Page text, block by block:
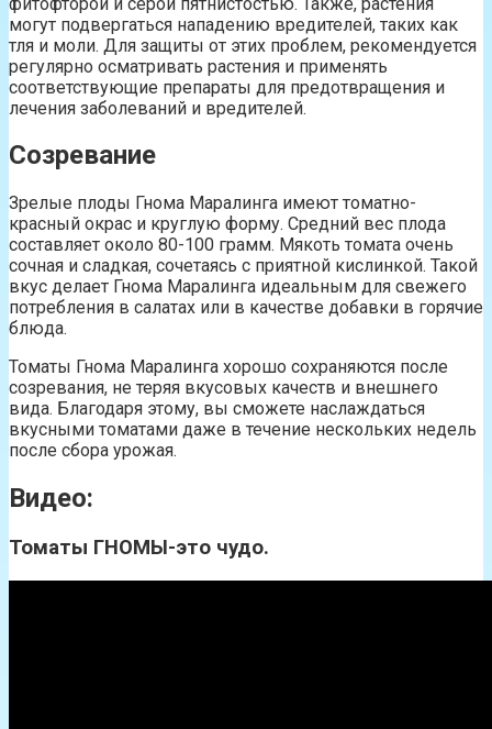
могут подвергаться нападению вредителей, таких как
тля и моли. Для защиты от этих проблем, рекомендуется
регулярно осматривать растения и применять
соответствующие препараты для предотвращения и
лечения заболеваний и вредителей.
Созревание
Зрелые плоды Гнома Маралинга имеют томатно-
красный окрас и круглую форму. Средний вес плода
составляет около 80-100 грамм. Мякоть томата очень
сочная и сладкая, сочетаясь с приятной кислинкой. Такой
вкус делает Гнома Маралинга идеальным для свежего
потребления в салатах или в качестве добавки в горячие
блюда.
Томаты Гнома Маралинга хорошо сохраняются после
созревания, не теряя вкусовых качеств и внешнего
вида. Благодаря этому, вы сможете наслаждаться
вкусными томатами даже в течение нескольких недель
после сбора урожая.
Видео:
Томаты ГНОМЫ-это чудо.